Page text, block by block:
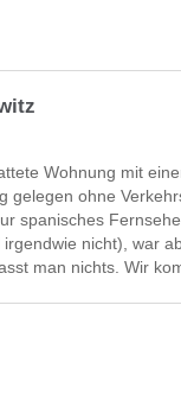
Wohnung mit
gelegen ohne
spanisches
nicht), war
man nichts. Wir